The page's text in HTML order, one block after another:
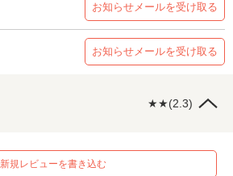
お知らせメールを受け取る
お知らせメールを受け取る
★★(2.3)
新規レビューを書き込む